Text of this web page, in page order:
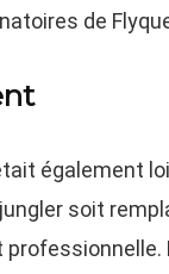
de
également
soit